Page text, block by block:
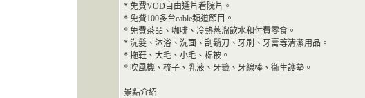
* 免費VOD自由選片看院片。
* 免費100多台cable頻道節目。
* 免費茶品、咖啡、冷熱蒸溜飲水和付費零食。
* 洗髮、沐浴、洗面、刮鬍刀、牙刷、牙膏等清潔用品。
* 拖鞋、大毛、小毛、棉被。
* 吹風機、梳子、乳液、牙籤、牙線棒、衞生護墊。
景點介紹